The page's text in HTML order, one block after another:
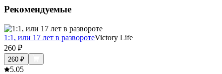
Рекомендуемые
1:1, или 17 лет в разворотеViсtory Life
260 ₽
260 ₽
5.05